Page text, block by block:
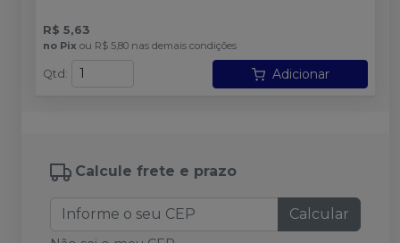
R$ 5,63
no Pix ou R$ 5,80 nas demais condições
Qtd : Adicionar
Calcule frete e prazo
Calcular